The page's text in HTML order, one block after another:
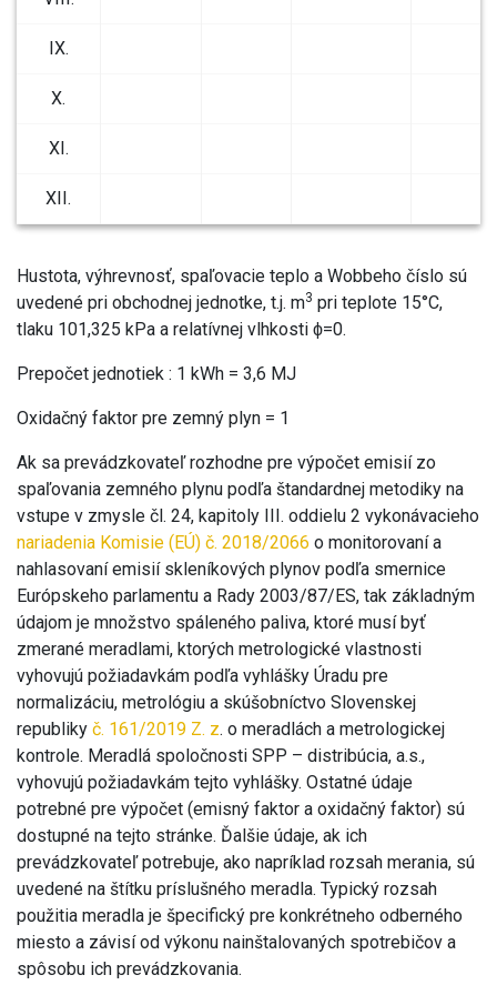
IX.
X.
XI.
XII.
Hustota, výhrevnosť, spaľovacie teplo a Wobbeho číslo sú
uvedené pri obchodnej jednotke, t.j. m3 pri teplote 15°C,
tlaku 101,325 kPa a relatívnej vlhkosti ϕ=0.
Prepočet jednotiek : 1 kWh = 3,6 MJ
Oxidačný faktor pre zemný plyn = 1
Ak sa prevádzkovateľ rozhodne pre výpočet emisií zo
spaľovania zemného plynu podľa štandardnej metodiky na
vstupe v zmysle čl. 24, kapitoly III. oddielu 2 vykonávacieho
nariadenia Komisie (EÚ) č. 2018/2066 o monitorovaní a
nahlasovaní emisií skleníkových plynov podľa smernice
Európskeho parlamentu a Rady 2003/87/ES, tak základným
údajom je množstvo spáleného paliva, ktoré musí byť
zmerané meradlami, ktorých metrologické vlastnosti
vyhovujú požiadavkám podľa vyhlášky Úradu pre
normalizáciu, metrológiu a skúšobníctvo Slovenskej
republiky č. 161/2019 Z. z. o meradlách a metrologickej
kontrole. Meradlá spoločnosti SPP – distribúcia, a.s.,
vyhovujú požiadavkám tejto vyhlášky. Ostatné údaje
potrebné pre výpočet (emisný faktor a oxidačný faktor) sú
dostupné na tejto stránke. Ďalšie údaje, ak ich
prevádzkovateľ potrebuje, ako napríklad rozsah merania, sú
uvedené na štítku príslušného meradla. Typický rozsah
použitia meradla je špecifický pre konkrétneho odberného
miesto a závisí od výkonu nainštalovaných spotrebičov a
spôsobu ich prevádzkovania.